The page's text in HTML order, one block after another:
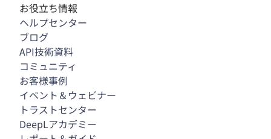
お役立ち情報
ヘルプセンター
ブログ
API技術資料
コミュニティ
お客様事例
イベント＆ウェビナー
トラストセンター
DeepLアカデミー